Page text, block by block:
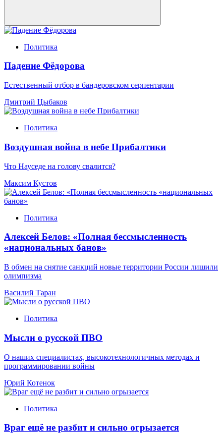
Политика
Падение Фёдорова
Естественный отбор в бандеровском серпентарии
Дмитрий Цыбаков
Политика
Воздушная война в небе Прибалтики
Что Науседе на голову свалится?
Максим Кустов
Политика
Алексей Белов: «Полная бессмысленность
«национальных банов»
В обмен на снятие санкций новые территории России лишили
олимпизма
Василий Таран
Политика
Мысли о русской ПВО
О наших специалистах, высокотехнологичных методах и
программировании войны
Юрий Котенок
Политика
Враг ещё не разбит и сильно огрызается